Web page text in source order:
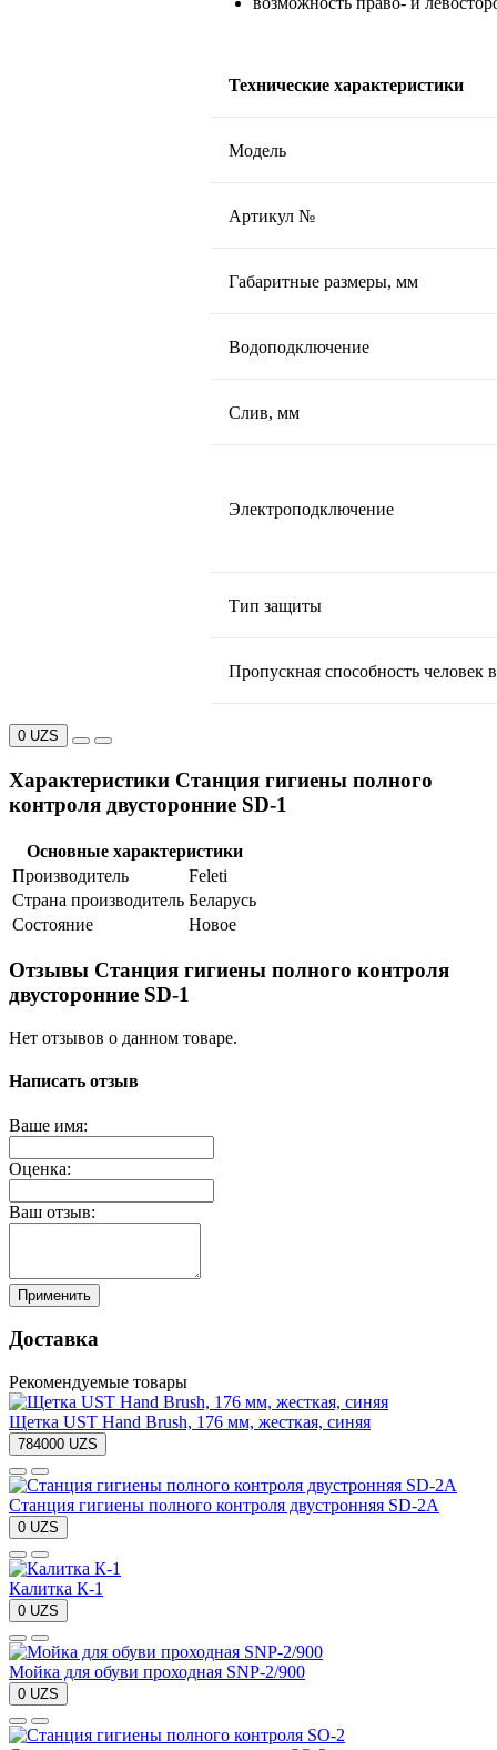
Технические характеристики
Модель
Артикул №
Габаритные размеры, мм
Водоподключение
Слив, мм
Электроподключение
Тип защиты
Пропускная способность человек
0 UZS
Характеристики Станция гигиены полного
контроля двусторонние SD-1
Основные характеристики
Производитель
Feleti
Страна производитель Беларусь
Состояние
Новое
Отзывы Станция гигиены полного контроля
двусторонние SD-1
Нет отзывов о данном товаре.
Написать отзыв
Ваше имя:
Оценка:
Ваш отзыв:
Применить
Доставка
Рекомендуемые товары
Щетка UST Hand Brush, 176 мм, жесткая, синяя
784000 UZS
Станция гигиены полного контроля двустронняя SD-2A
0 UZS
Калитка К-1
0 UZS
Мойка для обуви проходная SNP-2/900
0 UZS